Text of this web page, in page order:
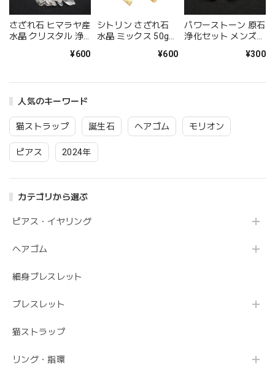
人気のキーワード
猫ストラップ 誕生石 ヘアゴム モリオン
ピアス 2024年
カテゴリから選ぶ
ピアス・イヤリング
ヘアゴム
細身ブレスレット
ブレスレット
猫ストラップ
リング・指環
さざれ石 ヒマラヤ産
水晶 クリスタル 浄
法 パワーストーン
リング お守り メー
アイテム 開運インテ
イトデー アクセサリ
ー
¥600
シトリン さざれ石
水晶 ミックス 50g
石 浄化 金運 開運 幸
お守り 普通郵便 送
¥600
パワーストーン 原石
浄化セット メンズ
ンブル 天然石 1個
運 幸運 スピリチュ
¥300